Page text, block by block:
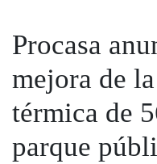
Procasa
mejora de
térmica de
parque